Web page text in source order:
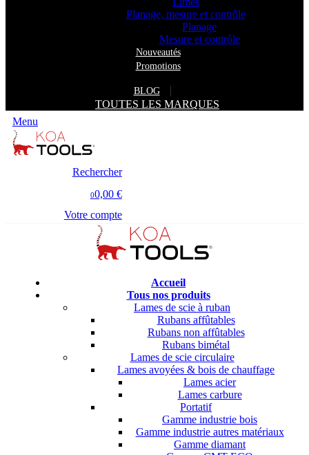
Planage, mesure et contrôle
Planage
Mesure et contrôle
Nouveautés
Promotions
BLOG
TOUTES LES MARQUES
Menu
Rechercher
00,00 €
Votre compte
Accueil
Tous nos produits
Lames de scie à ruban
Rubans affûtables
Rubans non affûtables
Rubans bimétal
Lames de scie circulaire
Lames avoyées & bois de chauffage
Lames acier
Lames carbure
Portatif
Gamme industrie bois
Gamme industrie autres matériaux
Gamme diamant